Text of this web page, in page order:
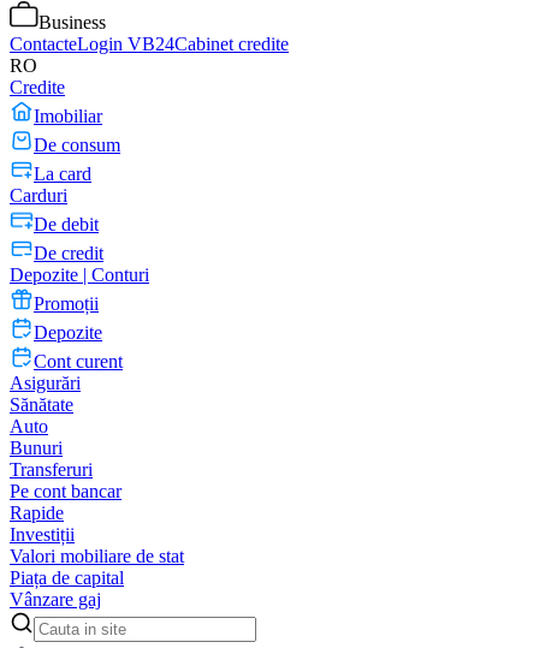
Business
ContacteLogin VB24Cabinet credite
RO
Credite
Imobiliar
De consum
La card
Carduri
De debit
De credit
Depozite | Conturi
Promoții
Depozite
Cont curent
Asigurări
Sănătate
Auto
Bunuri
Transferuri
Pe cont bancar
Rapide
Investiții
Valori mobiliare de stat
Piața de capital
Vânzare gaj